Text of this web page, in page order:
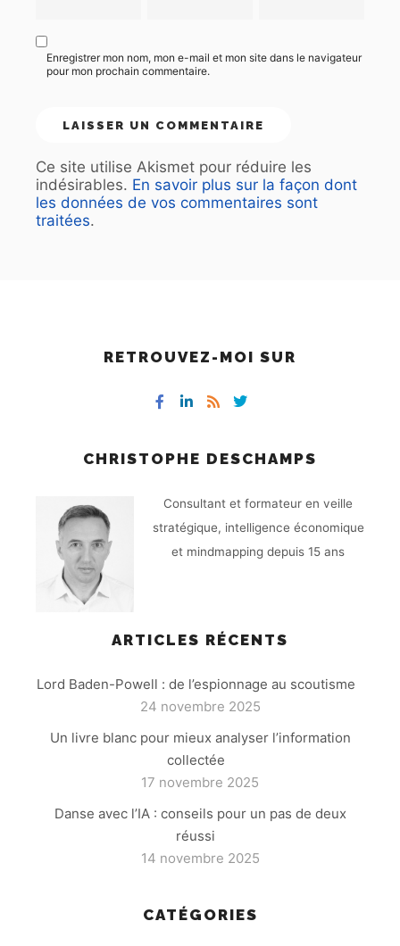
Enregistrer mon nom, mon e-mail et mon site dans le navigateur
pour mon prochain commentaire.
Ce site utilise Akismet pour réduire les
indésirables. En savoir plus sur la façon dont
les données de vos commentaires sont
traitées.
RETROUVEZ-MOI SUR
CHRISTOPHE DESCHAMPS
Consultant et formateur en veille
stratégique, intelligence économique
et mindmapping depuis 15 ans
ARTICLES RÉCENTS
Lord Baden-Powell : de l’espionnage au scoutisme
24 novembre 2025
Un livre blanc pour mieux analyser l’information
collectée
17 novembre 2025
Danse avec l’IA : conseils pour un pas de deux
réussi
14 novembre 2025
CATÉGORIES